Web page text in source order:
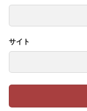
サイト